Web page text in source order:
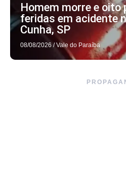
Homem morre e
feridas em acidente
Cunha, SP
08/08/2026 / Vale do Paraíba